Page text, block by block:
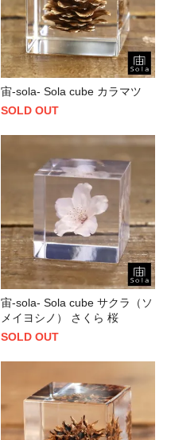
宙-sola- Sola cube カラマツ
SOLD OUT
宙-sola- Sola cube サクラ（ソ
メイヨシノ） さくら 桜
SOLD OUT